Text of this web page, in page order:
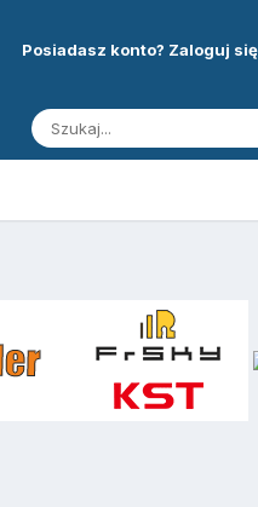
Posiadasz konto? Zaloguj